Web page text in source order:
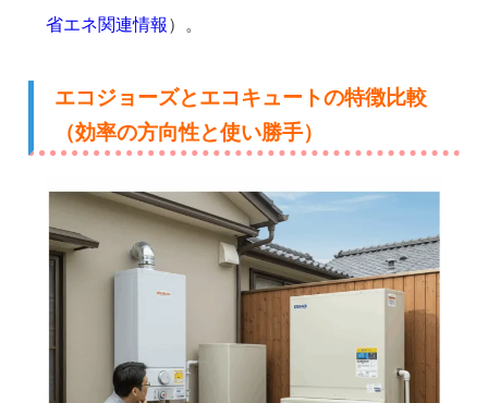
省エネ関連情報 ）。
エコジョーズとエコキュートの特徴比較
（効率の方向性と使い勝手）